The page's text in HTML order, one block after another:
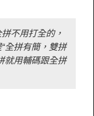
不用打全的，
全拼有簡，雙拼
就用輔碼跟全拼